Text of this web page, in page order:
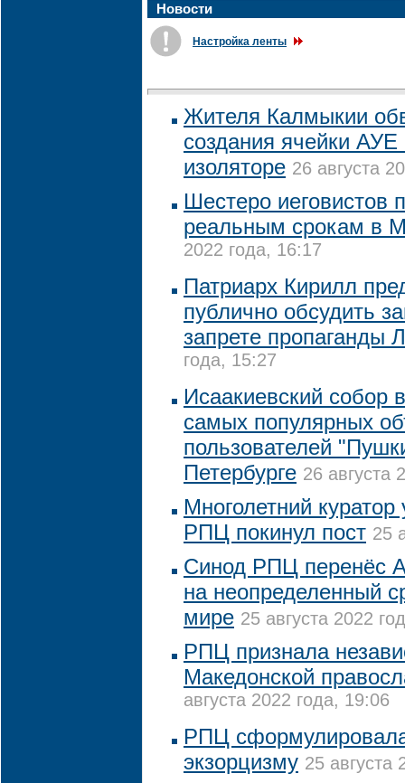
Новости
Настройка ленты
Жителя Калмыкии
создания ячейки
изоляторе 26 августа
Шестеро иеговистов
реальным срокам в
2022 года, 16:17
Патриарх Кирилл
публично обсудить
запрете пропаганды
года, 15:27
Исаакиевский собор
самых популярных
пользователей
Петербурге 26 августа
Многолетний
РПЦ покинул пост 25
Синод РПЦ перенёс
на неопределенный
мире 25 августа 2022
РПЦ признала
Македонской
августа 2022 года, 19:06
РПЦ
экзорцизму 25 августа